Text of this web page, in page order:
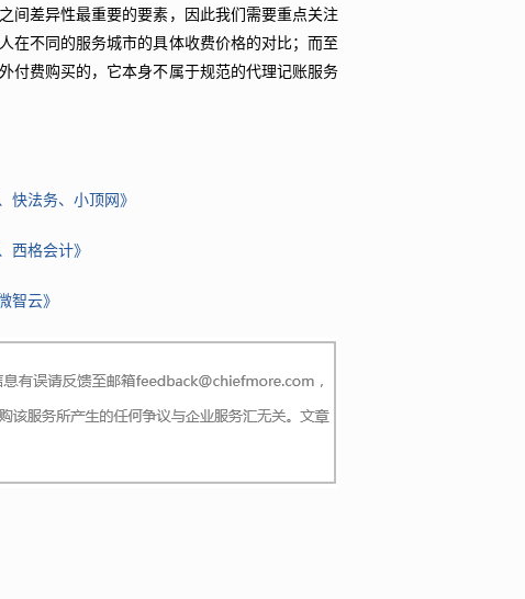
间差异性最重要的要素，因此我们需要重点关注
在不同的服务城市的具体收费价格的对比；而至
付费购买的，它本身不属于规范的代理记账服务
快法务、小顶网》
西格会计》
智云》